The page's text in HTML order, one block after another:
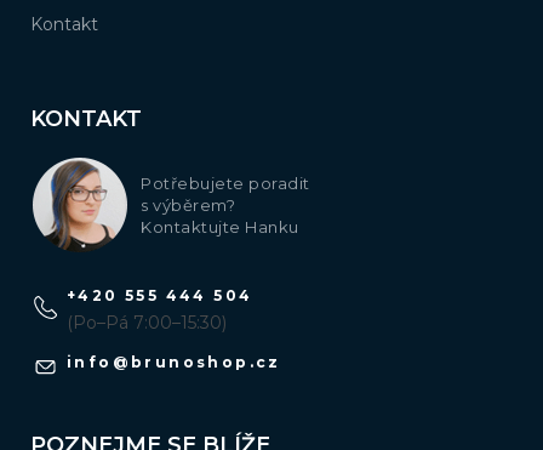
Kontakt
KONTAKT
Potřebujete poradit
s výběrem?
Kontaktujte Hanku
info @ brunoshop.cz
+420 555 444 504
(Po–Pá 7:00–15:30)